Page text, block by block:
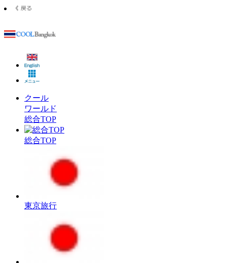
クール
ワールド
総合TOP
総合TOP
東京旅行